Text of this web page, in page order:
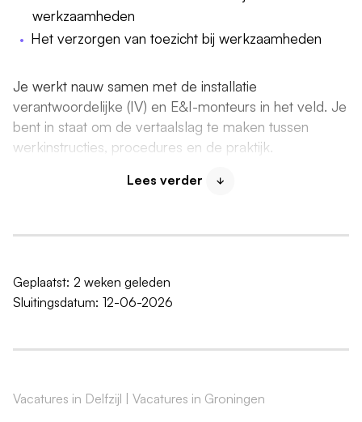
werkzaamheden
Het verzorgen van toezicht bij werkzaamheden
Je werkt nauw samen met de installatie
verantwoordelijke (IV) en E&I-monteurs in het veld. Je
bent in staat om de vertaalslag te maken tussen
werkinstructies, procedures en de praktijk.
Voor iedere werknemer is er een persoonlijk
keuzesysteem met de optie voor meer vrije dagen
ontwikkelbudget van ieder € 1.500,-.
Lees verder
Geplaatst: 2 weken geleden
Sluitingsdatum: 12-06-2026
Vacatures in Delfzijl Vacatures in Groningen